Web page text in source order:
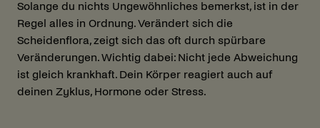
Solange du nichts Ungewöhnliches bemerkst, ist in der
Regel alles in Ordnung. Verändert sich die
Scheidenflora, zeigt sich das oft durch spürbare
Veränderungen. Wichtig dabei: Nicht jede Abweichung
ist gleich krankhaft. Dein Körper reagiert auch auf
deinen Zyklus, Hormone oder Stress.